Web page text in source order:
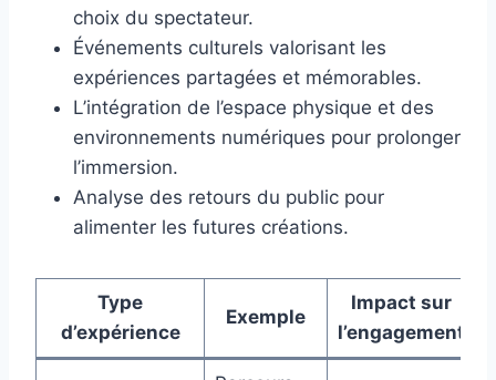
choix du spectateur.
Événements culturels valorisant les
expériences partagées et mémorables.
L’intégration de l’espace physique et des
environnements numériques pour prolonger
l’immersion.
Analyse des retours du public pour
alimenter les futures créations.
Type
d’expérience
Exemple
Impact sur
l’engagement